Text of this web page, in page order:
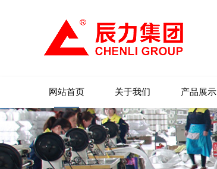
网站首页 关于我们 产品展示